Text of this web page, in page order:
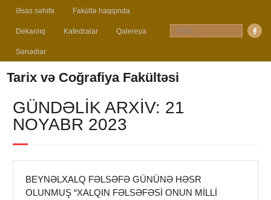
Əsas səhifə Fakültə haqqında
Dekanlıq Kafedralar Qalereya
Sənədlər
Tarix və Coğrafiya Fakültəsi
GÜNDƏLIK ARXIV: 21
NOYABR 2023
BEYNƏLXALQ FƏLSƏFƏ GÜNÜNƏ HƏSR
OLUNMUŞ “XALQIN FƏLSƏFƏSI ONUN MILLI